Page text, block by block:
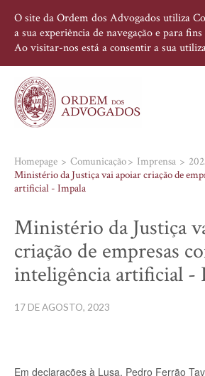
O site da Ordem dos Advogados utiliza
a sua experiência de navegação e para
Ao visitar-nos está a consentir a sua
Homepage Comunicação Imprensa
Ministério da Justiça vai apoiar criação de
artificial - Impala
Ministério da Justiça
criação de empresas
inteligência artificial -
17 DE AGOSTO, 2023
Em declarações à Lusa, Pedro Ferrão